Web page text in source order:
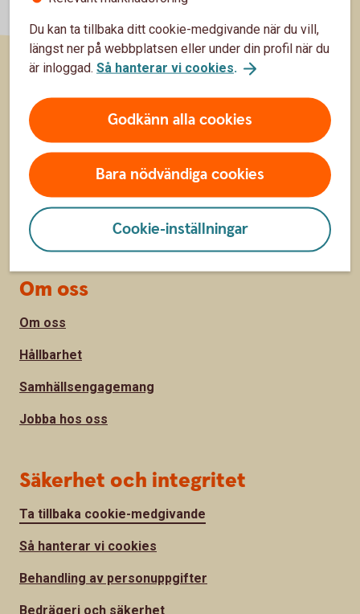
Du kan ta tillbaka ditt cookie-medgivande när du vill,
längst ner på webbplatsen eller under din profil när du
är inloggad. Så hanterar vi cookies.
Godkänn alla cookies
Bara nödvändiga cookies
Cookie-inställningar
Sidfot
Hitta snabbt
Kontakta oss
Spärrhjälp
Bli kund
Priser, räntor och kurser
Om oss
Om oss
Hållbarhet
Samhällsengagemang
Jobba hos oss
Säkerhet och integritet
Ta tillbaka cookie-medgivande
Så hanterar vi cookies
Behandling av personuppgifter
Bedrägeri och säkerhet